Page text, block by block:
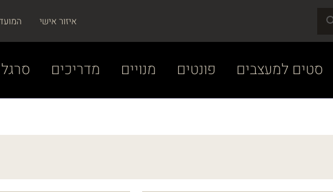
איזור אישי
סטים למעצבים פונטים מנויים מדריכים